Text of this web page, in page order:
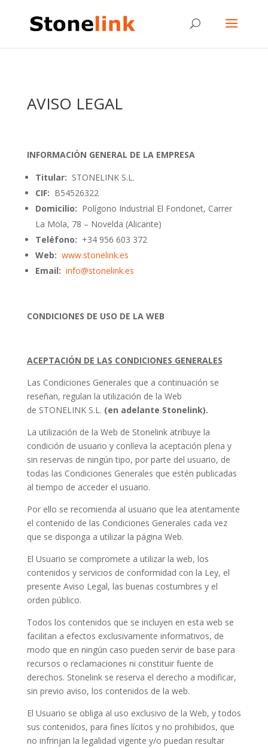
AVISO LEGAL
INFORMACIÓN GENERAL DE LA EMPRESA
Titular: STONELINK S.L.
CIF: B54526322
Domicilio: Polígono Industrial El Fondonet, Carrer
La Mola, 78 – Novelda (Alicante)
Teléfono: +34 956 603 372
Web: www.stonelink.es
Email: info@stonelink.es
CONDICIONES DE USO DE LA WEB
ACEPTACIÓN DE LAS CONDICIONES GENERALES
Las Condiciones Generales que a continuación se
reseñan, regulan la utilización de la Web
de STONELINK S.L. (en adelante Stonelink).
La utilización de la Web de Stonelink atribuye la
condición de usuario y conlleva la aceptación plena y
sin reservas de ningún tipo, por parte del usuario, de
todas las Condiciones Generales que estén publicadas
al tiempo de acceder el usuario.
Por ello se recomienda al usuario que lea atentamente
el contenido de las Condiciones Generales cada vez
que se disponga a utilizar la página Web.
El Usuario se compromete a utilizar la web, los
contenidos y servicios de conformidad con la Ley, el
presente Aviso Legal, las buenas costumbres y el
orden público.
Todos los contenidos que se incluyen en esta web se
facilitan a efectos exclusivamente informativos, de
modo que en ningún caso pueden servir de base para
recursos o reclamaciones ni constituir fuente de
derechos. Stonelink se reserva el derecho a modificar,
sin previo aviso, los contenidos de la web.
El Usuario se obliga al uso exclusivo de la Web, y todos
sus contenidos, para fines lícitos y no prohibidos, que
no infrinjan la legalidad vigente y/o puedan resultar